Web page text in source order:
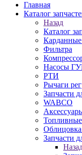
Главная
Каталог
Назад
Каталог
Фильтра
Насосы
РТИ
Рычаги
Запчасти
WABCO
Облицовка
Запчасти